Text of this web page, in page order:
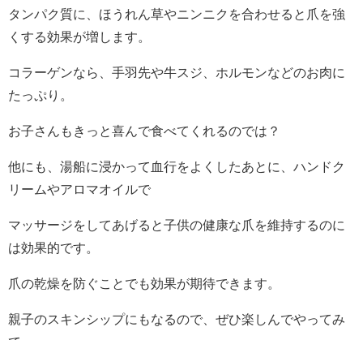
タンパク質に、ほうれん草やニンニクを合わせると爪を強
くする効果が増します。
コラーゲンなら、手羽先や牛スジ、ホルモンなどのお肉に
たっぷり。
お子さんもきっと喜んで食べてくれるのでは？
他にも、湯船に浸かって血行をよくしたあとに、ハンドク
リームやアロマオイルで
マッサージをしてあげると子供の健康な爪を維持するのに
は効果的です。
爪の乾燥を防ぐことでも効果が期待できます。
親子のスキンシップにもなるので、ぜひ楽しんでやってみ